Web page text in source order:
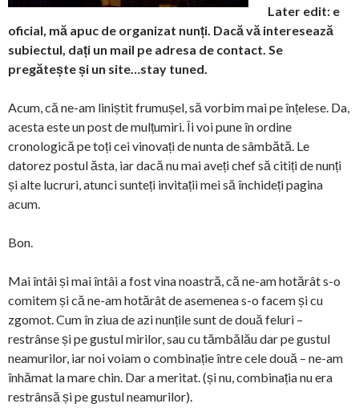
Later edit: e
oficial, mă apuc de organizat nunți. Dacă vă interesează
subiectul, dați un mail pe adresa de contact. Se
pregătește și un site…stay tuned.
Acum, că ne-am liniștit frumușel, să vorbim mai pe înțelese. Da,
acesta este un post de mulțumiri. Îi voi pune în ordine
cronologică pe toți cei vinovați de nunta de sâmbătă. Le
datorez postul ăsta, iar dacă nu mai aveți chef să citiți de nunți
și alte lucruri, atunci sunteți invitații mei să închideți pagina
acum.
Bon.
Mai întâi și mai întâi a fost vina noastră, că ne-am hotărât s-o
comitem și că ne-am hotărât de asemenea s-o facem și cu
zgomot. Cum în ziua de azi nunțile sunt de două feluri –
restrânse și pe gustul mirilor, sau cu tămbălău dar pe gustul
neamurilor, iar noi voiam o combinație între cele două – ne-am
înhămat la mare chin. Dar a meritat. (și nu, combinația nu era
restrânsă și pe gustul neamurilor).